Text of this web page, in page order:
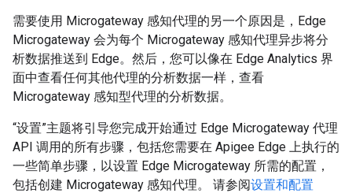
需要使用 Microgateway 感知代理的另一个原因是，Edge
Microgateway 会为每个 Microgateway 感知代理异步将分
析数据推送到 Edge。然后，您可以像在 Edge Analytics 界
面中查看任何其他代理的分析数据一样，查看
Microgateway 感知型代理的分析数据。
“设置”主题将引导您完成开始通过 Edge Microgateway 代理
API 调用的所有步骤，包括您需要在 Apigee Edge 上执行的
一些简单步骤，以设置 Edge Microgateway 所需的配置，
包括创建 Microgateway 感知代理。 请参阅设置和配置